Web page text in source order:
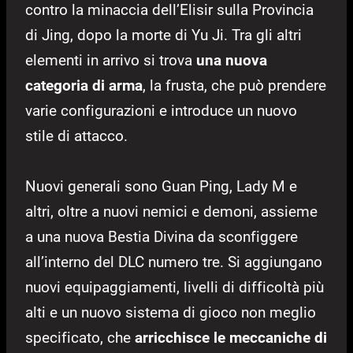
contro la minaccia dell’Elisir sulla Provincia
di Jing, dopo la morte di Yu Ji. Tra gli altri
elementi in arrivo si trova una nuova
categoria di arma, la frusta, che può prendere
varie configurazioni e introduce un nuovo
stile di attacco.
Nuovi generali sono Guan Ping, Lady M e
altri, oltre a nuovi nemici e demoni, assieme
a una nuova Bestia Divina da sconfiggere
all’interno del DLC numero tre. Si aggiungano
nuovi equipaggiamenti, livelli di difficoltà più
alti e un nuovo sistema di gioco non meglio
specificato, che arricchisce le meccaniche di